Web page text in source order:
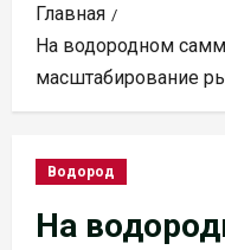
Главная
На водородном
масштабирование
Водород
На